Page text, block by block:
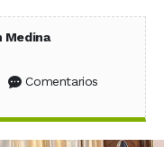
Medina
en Facebook
en X (Twitter)
en WhatsApp
Comentarios